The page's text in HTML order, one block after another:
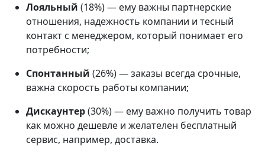
Лояльный (18%) — ему важны партнерские
отношения, надежность компании и тесный
контакт с менеджером, который понимает его
потребности;
Спонтанный (26%) — заказы всегда срочные,
важна скорость работы компании;
Дискаунтер(30%) — ему важно получить товар
как можно дешевле и желателен бесплатный
сервис, например, доставка.